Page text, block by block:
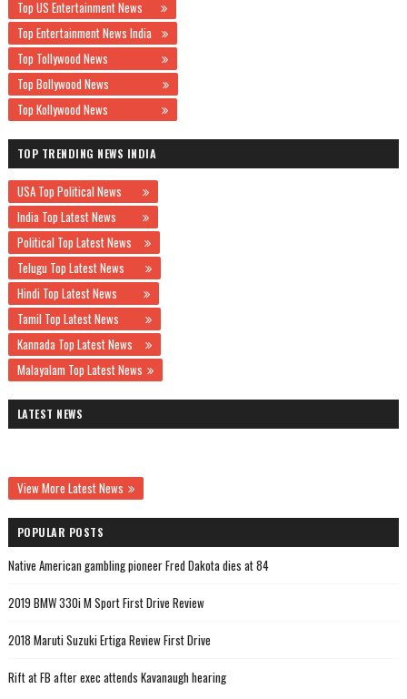
Top US Entertainment News
Top Entertainment News India
Top Tollywood News
Top Bollywood News
Top Kollywood News
TOP TRENDING NEWS INDIA
USA Top Political News
India Top Latest News
Political Top Latest News
Telugu Top Latest News
Hindi Top Latest News
Tamil Top Latest News
Kannada Top Latest News
Malayalam Top Latest News
LATEST NEWS
View More Latest News
POPULAR POSTS
Native American gambling pioneer Fred Dakota dies at 84
2019 BMW 330i M Sport First Drive Review
2018 Maruti Suzuki Ertiga Review First Drive
Rift at FB after exec attends Kavanaugh hearing